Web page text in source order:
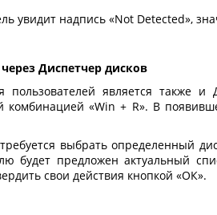
увидит надпись «Not Detected»,
Диспетчер дисков
является также и
комбинацией «Win + R». В
выбрать определенный
будет предложен актуальный
свои действия кнопкой «ОК».